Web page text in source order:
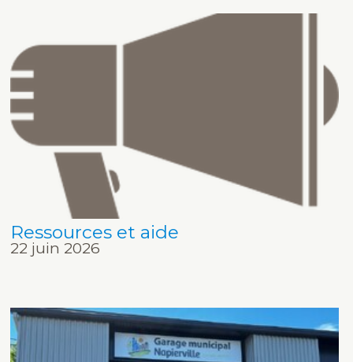
Ressources et aide
22 juin 2026